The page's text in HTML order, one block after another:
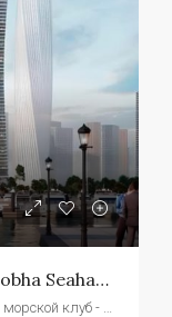
Масштабный Жилой Проект Sobha Seahaven
555564 D94 - Дубайский международный морской клуб - Дубай - Объединенные Арабские Эмираты